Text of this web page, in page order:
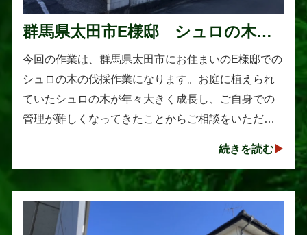
群馬県太田市E様邸 シュロの木の
伐採作業
今回の作業は、群馬県太田市にお住まいのE様邸での
シュロの木の伐採作業になります。お庭に植えられ
ていたシュロの木が年々大きく成長し、ご自身での
管理が難しくなってきたことからご相談をいただき
続きを読む